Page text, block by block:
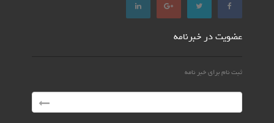
عضویت در خبرنامه
ثبت نام برای خبر نامه